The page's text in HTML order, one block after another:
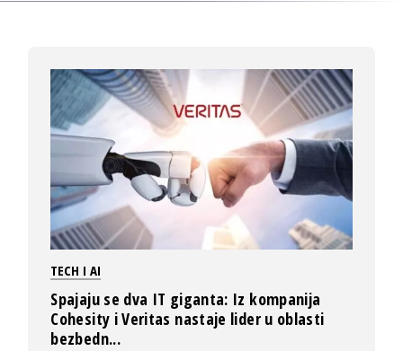
TECH I AI
Spajaju se dva IT giganta: Iz kompanija
Cohesity i Veritas nastaje lider u oblasti
bezbedn...